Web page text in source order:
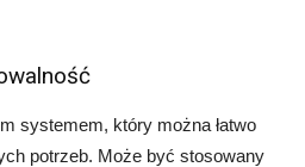
systemem, który można łatwo
potrzeb. Może być stosowany